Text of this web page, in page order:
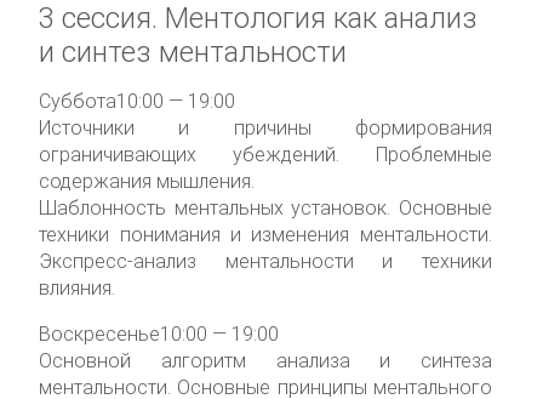
3 сессия. Ментология как анализ
и синтез ментальности
Суббота10:00 — 19:00
Источники и причины формирования
ограничивающих убеждений. Проблемные
содержания мышления.
Шаблонность ментальных установок. Основные
техники понимания и изменения ментальности.
Экспресс-анализ ментальности и техники
влияния.
Воскресенье10:00 — 19:00
Основной алгоритм анализа и синтеза
ментальности. Основные принципы ментального